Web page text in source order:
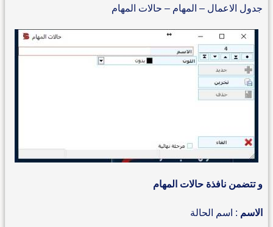
جدول الاعمال – المهام – حالات المهام
و تتضمن نافذة حالات المهام
الاسم : اسم الحالة